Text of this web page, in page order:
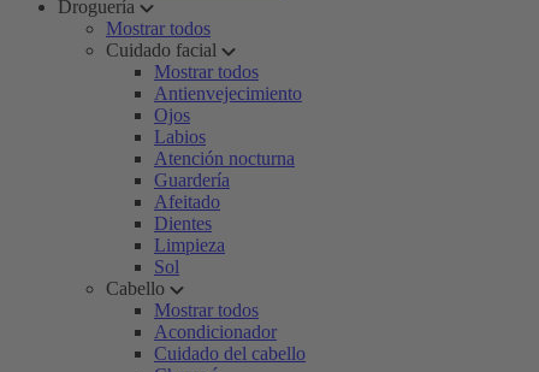
Droguería
Mostrar todos
Cuidado facial
Mostrar todos
Antienvejecimiento
Ojos
Labios
Atención nocturna
Guardería
Afeitado
Dientes
Limpieza
Sol
Cabello
Mostrar todos
Acondicionador
Cuidado del cabello